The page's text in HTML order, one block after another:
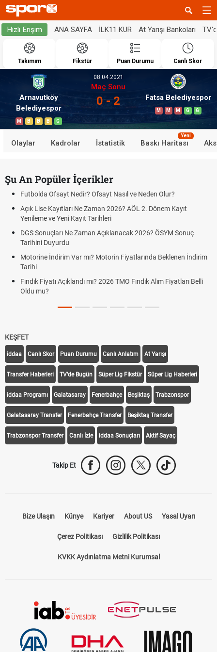
Hızlı Erişim ANA SAYFA İLK11 KUR At Yarışı Bankoları
Takımım Fikstür Puan Durumu Canlı Skor
Arnavutköy
Belediyespor
M B B B G
08.04.2021
Maç Sonu
0 - 2 Fatsa Belediyespor
M M M G G
Olaylar Kadrolar İstatistik Baskı Haritası
Yeni
Şu An Popüler İçerikler
Futbolda Ofsayt Nedir? Ofsayt Nasıl ve Neden Olur?
Açık Lise Kayıtları Ne Zaman 2026? AÖL 2. Dönem Kayıt
Yenileme ve Yeni Kayıt Tarihleri
DGS Sonuçları Ne Zaman Açıklanacak 2026? ÖSYM Sonuç
Tarihini Duyurdu
Motorine İndirim Var mı? Motorin Fiyatlarında Beklenen İndirim
Tarihi
Fındık Fiyatı Açıklandı mı? 2026 TMO Fındık Alım Fiyatları Belli
Oldu mu?
KEŞFET
iddaa Canlı Skor Puan Durumu Canlı Anlatım At Yarışı
Transfer Haberleri TV'de Bugün Süper Lig Fikstür Süper Lig Haberleri
iddaa Programı Galatasaray Fenerbahçe Beşiktaş Trabzonspor
Galatasaray Transfer Fenerbahçe Transfer Beşiktaş Transfer
Trabzonspor Transfer Canlı İzle iddaa Sonuçları Aktif Sayaç
Takip Et
Bize Ulaşın Künye Kariyer About US Yasal Uyarı
Çerez Politikası Gizlilik Politikası
KVKK Aydınlatma Metni Kurumsal